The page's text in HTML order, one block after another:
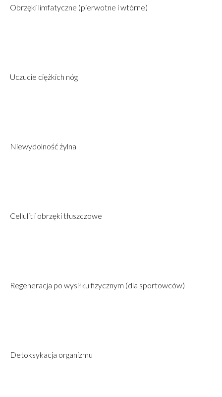
Obrzęki limfatyczne (pierwotne i wtórne)
Uczucie ciężkich nóg
Niewydolność żylna
Cellulit i obrzęki tłuszczowe
Regeneracja po wysiłku fizycznym (dla sportowców)
Detoksykacja organizmu